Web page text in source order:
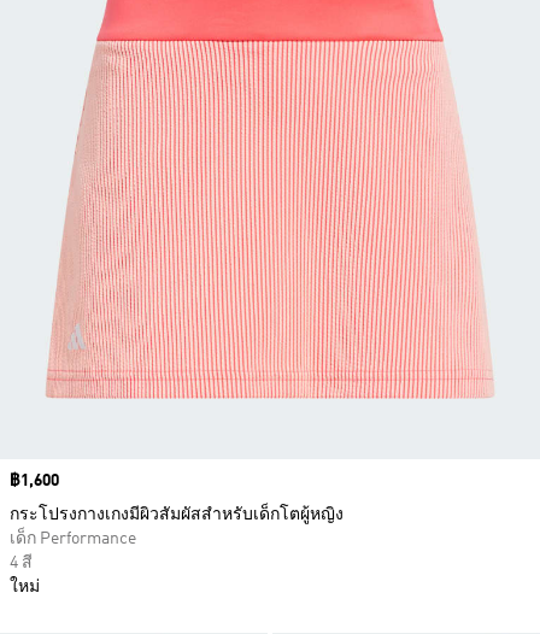
Price
฿1,600
กระโปรงกางเกงมีผิวสัมผัสสำหรับเด็กโตผู้หญิง
เด็ก Performance
4 สี
ใหม่